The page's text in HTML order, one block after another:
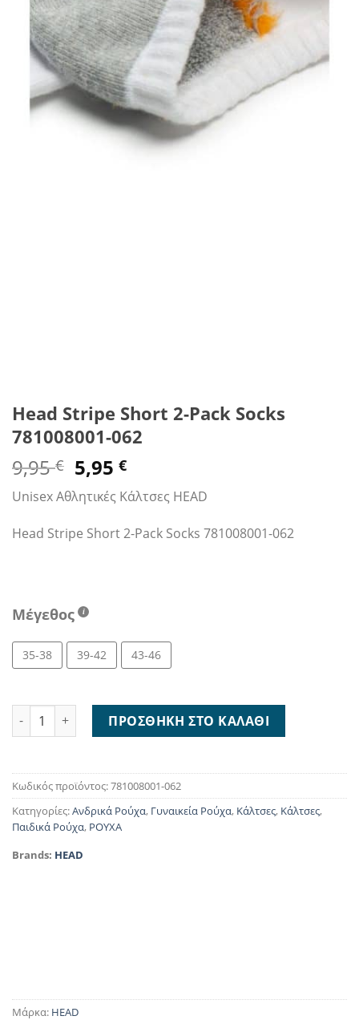
Head Stripe Short 2-Pack Socks
781008001-062
9,95€ Original
price
was:
9,95 €.
5,95€Η
τρέχουσα
τιμή
είναι:
5,95 €.
Unisex Αθλητικές Κάλτσες HEAD
Head Stripe Short 2-Pack Socks 781008001-062
Μέγεθος
35-38 39-42 43-46
Head Stripe Short 2-Pack Socks 781008001-062 ποσότητα
ΠΡΟΣΘΉΚΗ ΣΤΟ ΚΑΛΆΘΙ
Κωδικός προϊόντος:781008001-062
Κατηγορίες:Ανδρικά Ρούχα, Γυναικεία Ρούχα, Κάλτσες, Κάλτσες,
Παιδικά Ρούχα, ΡΟΥΧΑ
Brands: HEAD
Μάρκα: HEAD